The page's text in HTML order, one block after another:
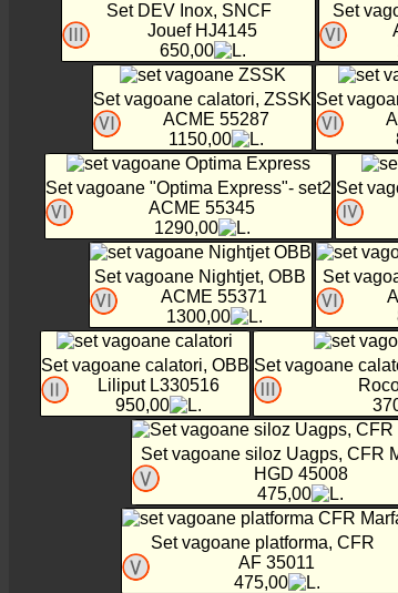
Set DEV Inox, SNCF
Jouef HJ4145
650,00
Set
Set vagoane calatori, ZSSK
ACME 55287
1150,00
Set
Set vagoane "Optima Express"- set2
ACME 55345
1290,00
Set
Set vagoane Nightjet, OBB
ACME 55371
1300,00
Set
Set vagoane calatori, OBB
Liliput L330516
950,00
Set vagoane
Set vagoane siloz Uagps, CFR
HGD 45008
475,00
Set vagoane platforma, CFR
AF 35011
475,00